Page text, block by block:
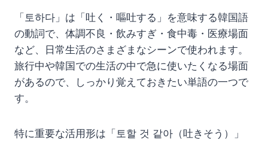
「토하다」は「吐く・嘔吐する」を意味する韓国語
の動詞で、体調不良・飲みすぎ・食中毒・医療場面
など、日常生活のさまざまなシーンで使われます。
旅行中や韓国での生活の中で急に使いたくなる場面
があるので、しっかり覚えておきたい単語の一つで
す。
特に重要な活用形は「토할 것 같아（吐きそう）」